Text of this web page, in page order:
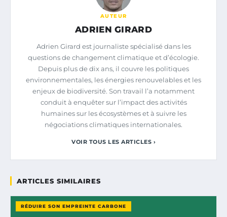
AUTEUR
ADRIEN GIRARD
Adrien Girard est journaliste spécialisé dans les
questions de changement climatique et d’écologie.
Depuis plus de dix ans, il couvre les politiques
environnementales, les énergies renouvelables et les
enjeux de biodiversité. Son travail l’a notamment
conduit à enquêter sur l’impact des activités
humaines sur les écosystèmes et à suivre les
négociations climatiques internationales.
VOIR TOUS LES ARTICLES ›
ARTICLES SIMILAIRES
RÉDUIRE SON EMPREINTE CARBONE